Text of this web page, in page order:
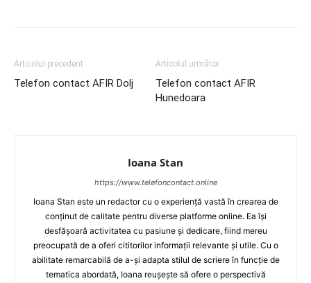
Articolul precedent
Telefon contact AFIR Dolj
Articolul următor
Telefon contact AFIR
Hunedoara
Ioana Stan
https://www.telefoncontact.online
Ioana Stan este un redactor cu o experiență vastă în crearea de
conținut de calitate pentru diverse platforme online. Ea își
desfășoară activitatea cu pasiune și dedicare, fiind mereu
preocupată de a oferi cititorilor informații relevante și utile. Cu o
abilitate remarcabilă de a-și adapta stilul de scriere în funcție de
tematica abordată, Ioana reușește să ofere o perspectivă